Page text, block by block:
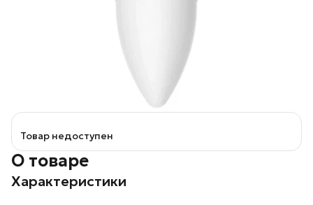
Товар недоступен
О товаре
Характеристики